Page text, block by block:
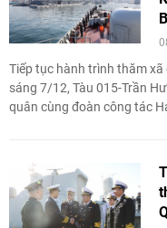
Tiếp tục hành trình thăm xã
sáng 7/12, Tàu 015-Trần
quân cùng đoàn công tác
Bản.